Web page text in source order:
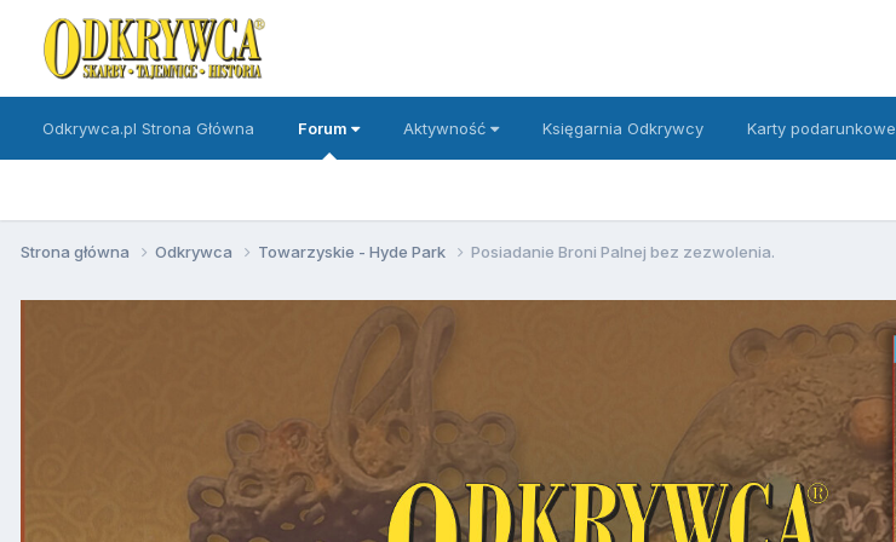
Odkrywca.pl Strona Główna Forum Aktywność Księgarnia Odkrywcy Karty podarunkowe
Strona główna Odkrywca Towarzyskie - Hyde Park Posiadanie Broni Palnej bez zezwolenia.